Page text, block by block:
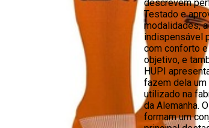
descrevem
Testado e
modalidades,
indispensável
com conforto
objetivo, e
HUPI
fazem dela um
utilizado na
da Alemanha.
formam um